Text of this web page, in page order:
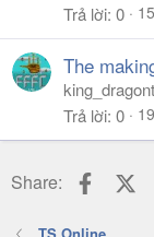
Trả lời 0
The
Trả lời 0
Share: